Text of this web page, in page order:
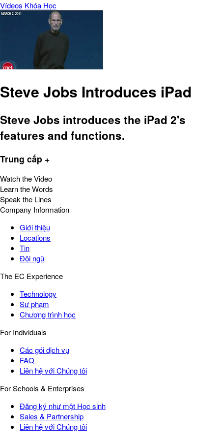
Vídeos Khóa Học
Steve Jobs Introduces iPad
Steve Jobs introduces the iPad 2's
features and functions.
Trung cấp +
Watch the Video
Learn the Words
Speak the Lines
Company Information
Giới thiệu
Locations
Tin
Đội ngũ
The EC Experience
Technology
Sư phạm
Chương trình học
For Individuals
Các gói dịch vụ
FAQ
Liên hệ với Chúng tôi
For Schools & Enterprises
Đăng ký như một Học sinh
Sales & Partnership
Liên hệ với Chúng tôi